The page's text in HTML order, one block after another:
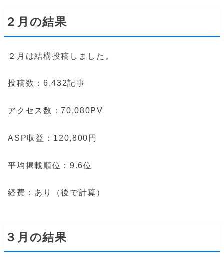
２月の結果
２月は結構投稿しました。
投稿数：6,432記事
アクセス数：70,080PV
ASP収益：120,800円
平均掲載順位：9.6位
経費：あり（後で計算）
３月の結果